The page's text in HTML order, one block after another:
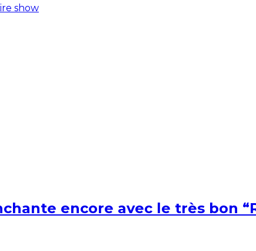
show
encore avec le très bon